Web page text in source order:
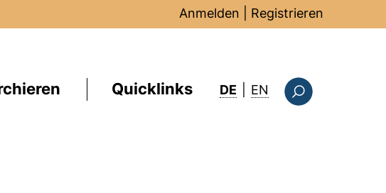
Anmelden Registrieren
Quicklinks DE EN : this page in